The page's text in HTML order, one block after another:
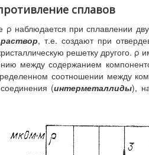
сплавов
ρ наблюдается при сплавлении
, т.е. создают при
решетку другого.
между содержанием
соотношении между
(интерметаллиды),